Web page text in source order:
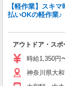
【軽作業】スキ
払いOKの軽作業♪
アウトドア・ス
時給1,350円
神奈川県大